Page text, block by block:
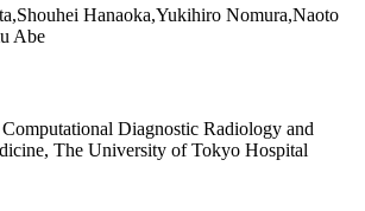
Hanaoka,Yukihiro Nomura,Naoto
Abe
Diagnostic Radiology and
The University of Tokyo Hospital